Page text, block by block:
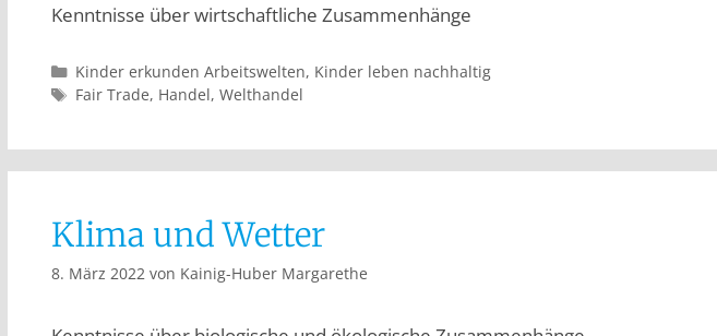
Kenntnisse über wirtschaftliche Zusammenhänge
Kinder erkunden Arbeitswelten, Kinder leben nachhaltig
Fair Trade, Handel, Welthandel
Klima und Wetter
8. März 2022 von Kainig-Huber Margarethe